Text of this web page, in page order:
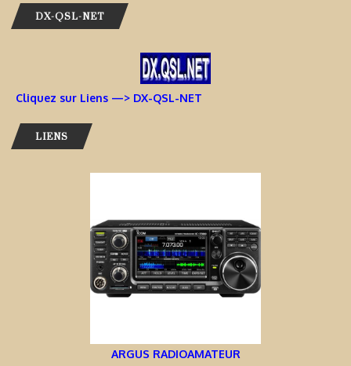
DX-QSL-NET
Cliquez sur Liens —> DX-QSL-NET
LIENS
ARGUS RADIOAMATEUR